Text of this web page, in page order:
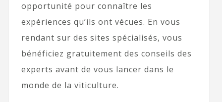
opportunité pour connaître les
expériences qu’ils ont vécues. En vous
rendant sur des sites spécialisés, vous
bénéficiez gratuitement des conseils des
experts avant de vous lancer dans le
monde de la viticulture.